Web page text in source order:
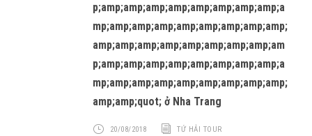
p;amp;amp;amp;amp;amp;amp;amp;amp;a
mp;amp;amp;amp;amp;amp;amp;amp;amp;
amp;amp;amp;amp;amp;amp;amp;amp;am
p;amp;amp;amp;amp;amp;amp;amp;amp;a
mp;amp;amp;amp;amp;amp;amp;amp;amp;
amp;amp;quot; ở Nha Trang
20/08/2018 TỨ HẢI TOUR